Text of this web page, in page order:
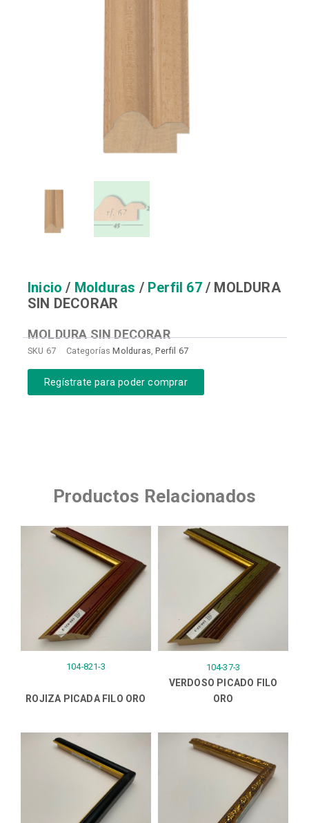
Inicio / Molduras / Perfil 67/ MOLDURA
SIN DECORAR
MOLDURA SIN DECORAR
SKU 67 Categorías Molduras ,Perfil 67
Regístrate para poder comprar
Productos Relacionados
104-821-3
ROJIZA PICADA FILO ORO
104-37-3
VERDOSO PICADO FILO
ORO